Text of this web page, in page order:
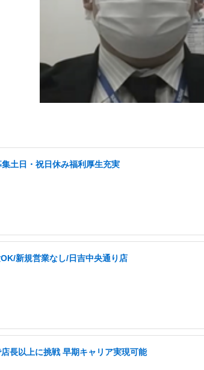
土日・祝日休み福利厚生充実
新規営業なし/日吉中央通り店
長以上に挑戦 早期キャリア実現可能